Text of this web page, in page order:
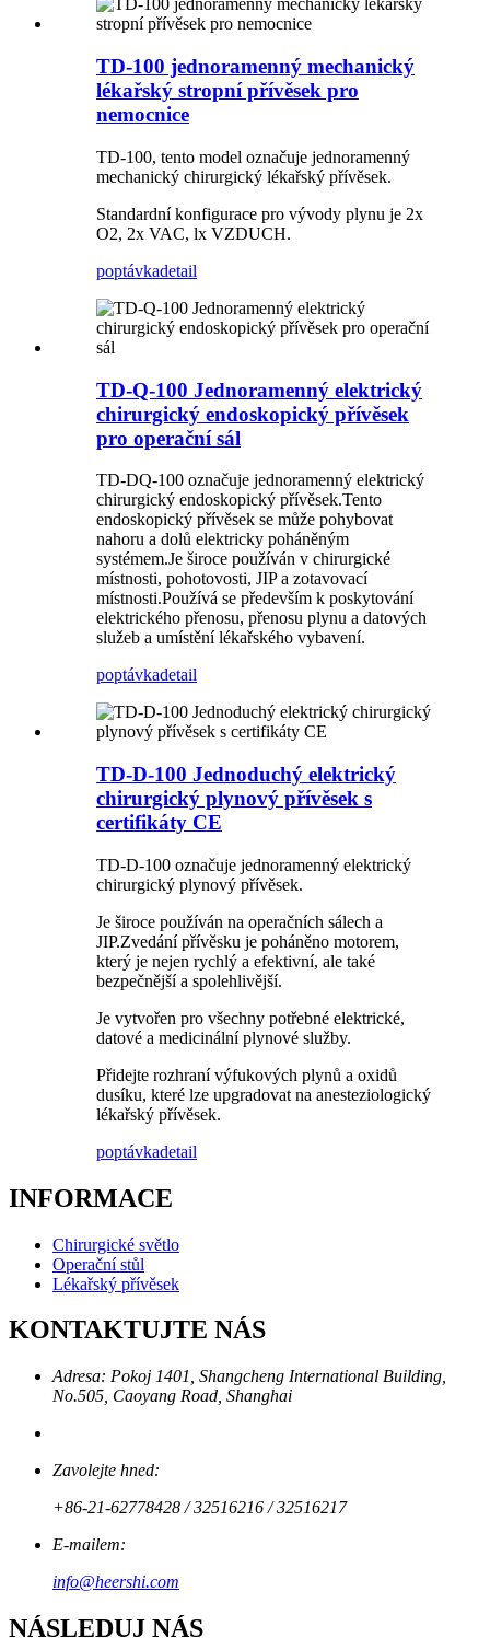
TD-100 jednoramenný mechanický
lékařský stropní přívěsek pro
nemocnice
TD-100, tento model označuje jednoramenný
mechanický chirurgický lékařský přívěsek.
Standardní konfigurace pro vývody plynu je 2x
O2, 2x VAC, lx VZDUCH.
poptávkadetail
TD-Q-100 Jednoramenný elektrický
chirurgický endoskopický přívěsek
pro operační sál
TD-DQ-100 označuje jednoramenný elektrický
chirurgický endoskopický přívěsek.Tento
endoskopický přívěsek se může pohybovat
nahoru a dolů elektricky poháněným
systémem.Je široce používán v chirurgické
místnosti, pohotovosti, JIP a zotavovací
místnosti.Používá se především k poskytování
elektrického přenosu, přenosu plynu a datových
služeb a umístění lékařského vybavení.
poptávkadetail
TD-D-100 Jednoduchý elektrický
chirurgický plynový přívěsek s
certifikáty CE
TD-D-100 označuje jednoramenný elektrický
chirurgický plynový přívěsek.
Je široce používán na operačních sálech a
JIP.Zvedání přívěsku je poháněno motorem,
který je nejen rychlý a efektivní, ale také
bezpečnější a spolehlivější.
Je vytvořen pro všechny potřebné elektrické,
datové a medicinální plynové služby.
Přidejte rozhraní výfukových plynů a oxidů
dusíku, které lze upgradovat na anesteziologický
lékařský přívěsek.
poptávkadetail
INFORMACE
Chirurgické světlo
Operační stůl
Lékařský přívěsek
KONTAKTUJTE NÁS
Adresa: Pokoj 1401, Shangcheng International Building,
No.505, Caoyang Road, Shanghai
Zavolejte hned:
+86-21-62778428 / 32516216 / 32516217
E-mailem:
info@heershi.com
NÁSLEDUJ NÁS